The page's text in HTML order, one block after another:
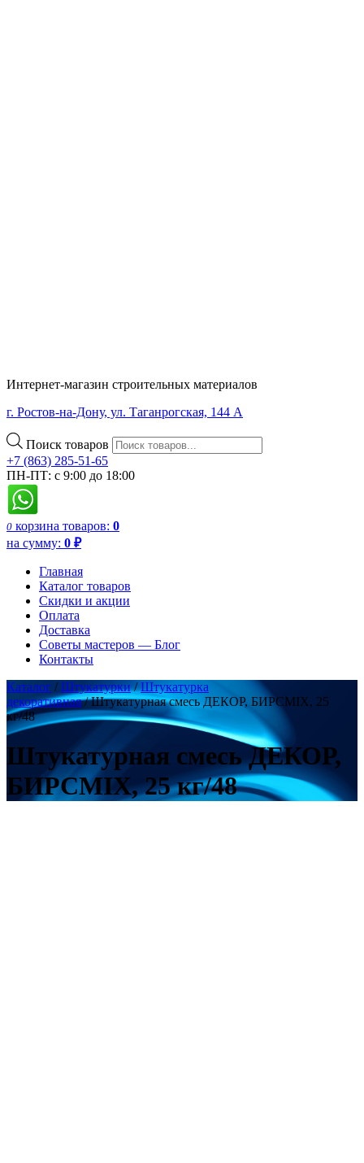
Интернет-магазин строительных материалов
г. Ростов-на-Дону, ул. Таганрогская, 144 А
Поиск товаров
+7 (863) 285-51-65
ПН-ПТ: с 9:00 до 18:00
0 корзина товаров: 0
на сумму: 0 ₽
Главная
Каталог товаров
Скидки и акции
Оплата
Доставка
Советы мастеров — Блог
Контакты
Каталог /Штукатурки/Штукатурка
декоративная/ Штукатурная смесь ДЕКОР, БИРСMIX, 25
кг/48
Штукатурная смесь ДЕКОР,
БИРСMIX, 25 кг/48